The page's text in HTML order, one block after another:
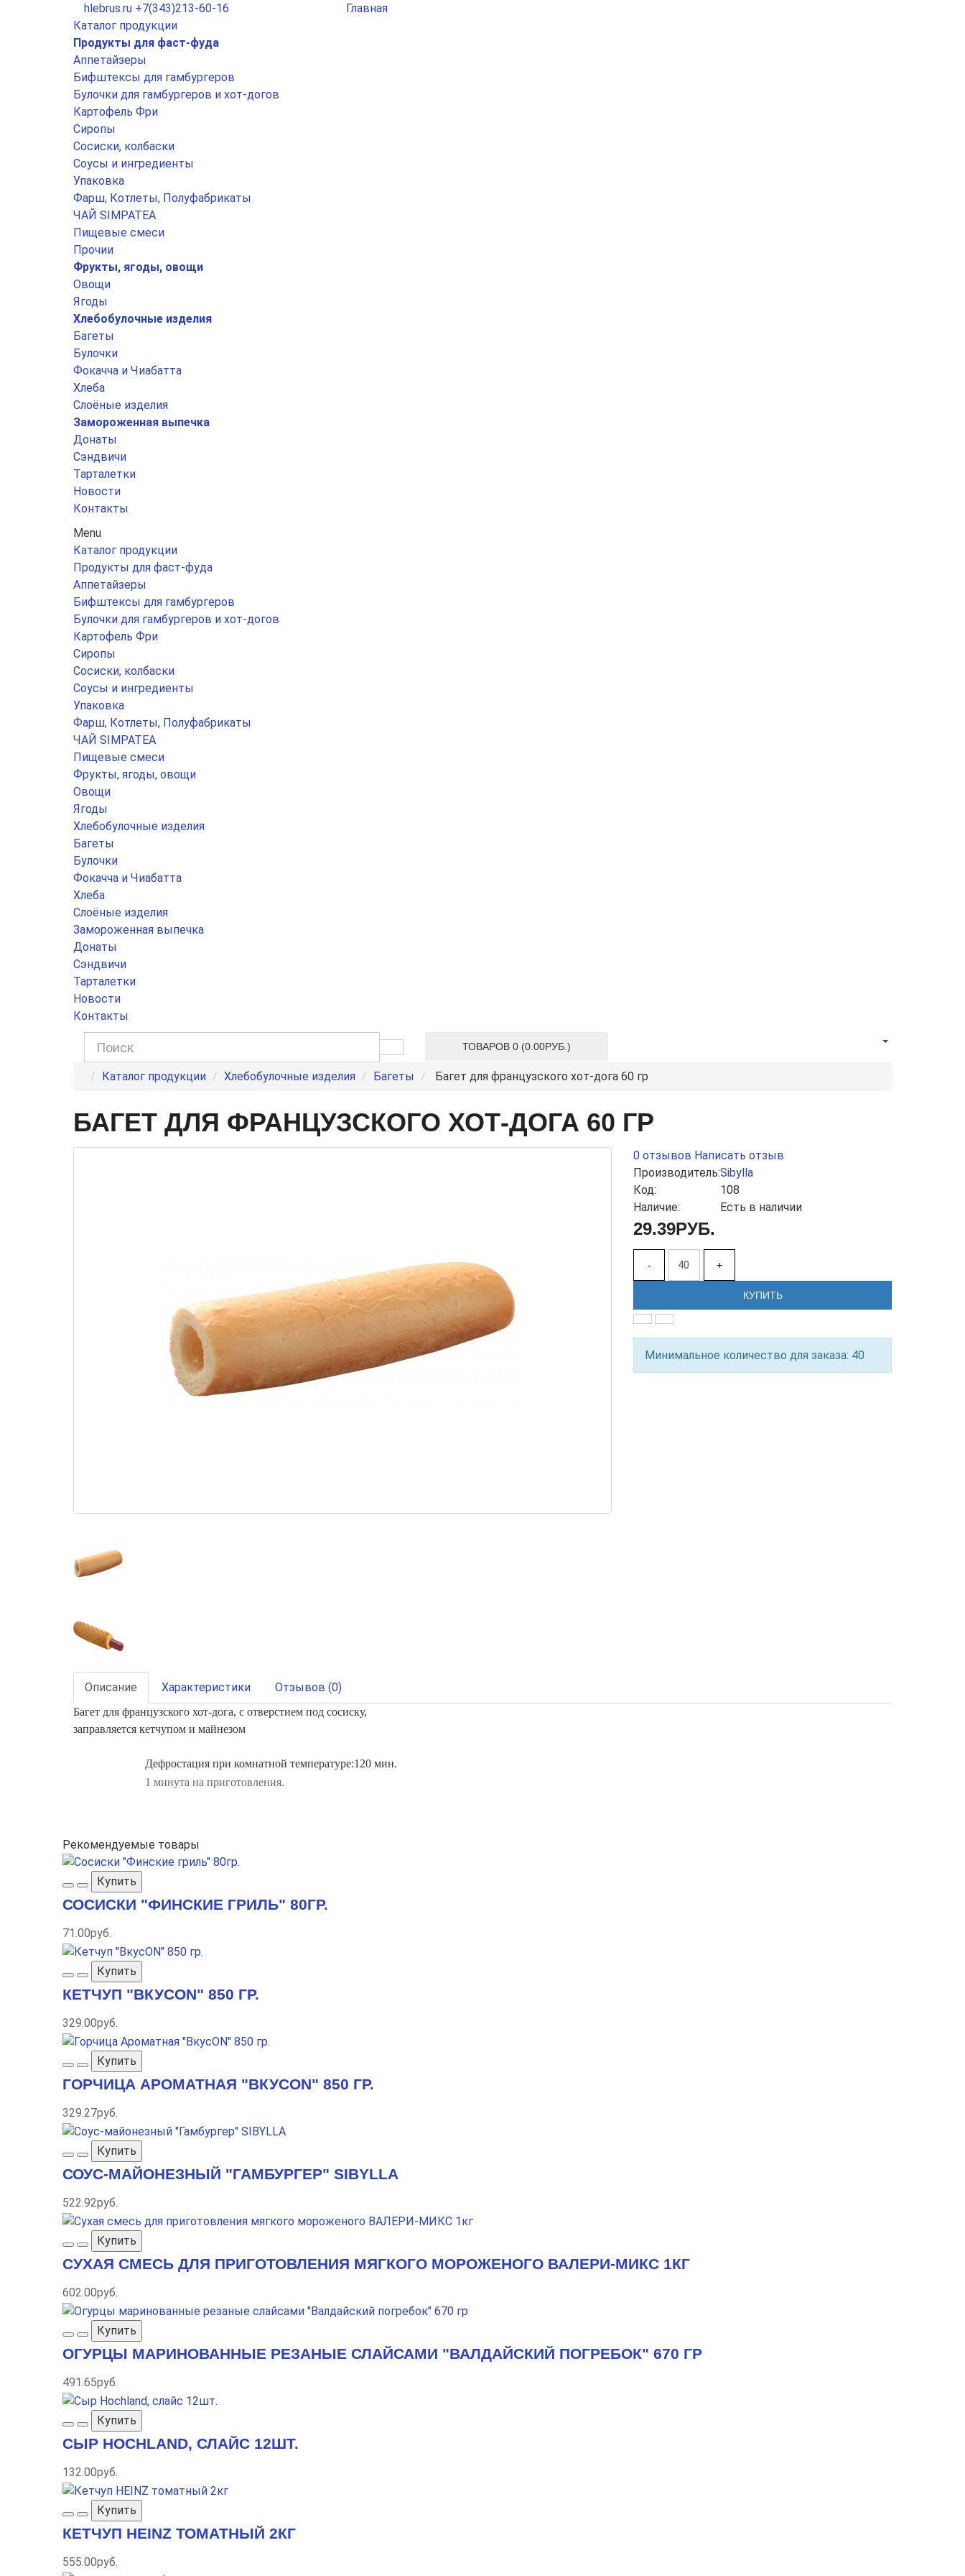
hlebrus.ru +7(343)213-60-16
Главная
Каталог продукции
Продукты для фаст-фуда
Аппетайзеры
Бифштексы для гамбургеров
Булочки для гамбургеров и хот-догов
Картофель Фри
Сиропы
Сосиски, колбаски
Соусы и ингредиенты
Упаковка
Фарш, Котлеты, Полуфабрикаты
ЧАЙ SIMPATEA
Пищевые смеси
Прочии
Фрукты, ягоды, овощи
Овощи
Ягоды
Хлебобулочные изделия
Багеты
Булочки
Фокачча и Чиабатта
Хлеба
Слоёные изделия
Замороженная выпечка
Донаты
Сэндвичи
Тарталетки
Новости
Контакты
Menu
Каталог продукции
Продукты для фаст-фуда
Аппетайзеры
Бифштексы для гамбургеров
Булочки для гамбургеров и хот-догов
Картофель Фри
Сиропы
Сосиски, колбаски
Соусы и ингредиенты
Упаковка
Фарш, Котлеты, Полуфабрикаты
ЧАЙ SIMPATEA
Пищевые смеси
Фрукты, ягоды, овощи
Овощи
Ягоды
Хлебобулочные изделия
Багеты
Булочки
Фокачча и Чиабатта
Хлеба
Слоёные изделия
Замороженная выпечка
Донаты
Сэндвичи
Тарталетки
Новости
Контакты
ТОВАРОВ 0 (0.00РУБ.)
Каталог продукции Хлебобулочные изделия Багеты Багет для французского хот-дога 60 гр
БАГЕТ ДЛЯ ФРАНЦУЗСКОГО ХОТ-ДОГА 60 ГР
0 отзывов Написать отзыв
Производитель:Sibylla
Код:
108
Наличие:
Есть в наличии
29.39РУБ.
- +
КУПИТЬ
Минимальное количество для заказа: 40
Описание Характеристики Отзывов (0)
Багет для французского хот-дога, с отверстием под сосиску,
заправляется кетчупом и майнезом
Дефростация при комнатной температуре:120 мин.
1 минута на приготовления.
Рекомендуемые товары
Купить
СОСИСКИ "ФИНСКИЕ ГРИЛЬ" 80ГР.
71.00руб.
Купить
КЕТЧУП "ВКУСON" 850 ГР.
329.00руб.
Купить
ГОРЧИЦА АРОМАТНАЯ "ВКУСON" 850 ГР.
329.27руб.
Купить
СОУС-МАЙОНЕЗНЫЙ "ГАМБУРГЕР" SIBYLLA
522.92руб.
Купить
СУХАЯ СМЕСЬ ДЛЯ ПРИГОТОВЛЕНИЯ МЯГКОГО МОРОЖЕНОГО ВАЛЕРИ-МИКС 1КГ
602.00руб.
Купить
ОГУРЦЫ МАРИНОВАННЫЕ РЕЗАНЫЕ СЛАЙСАМИ "ВАЛДАЙСКИЙ ПОГРЕБОК" 670 ГР
491.65руб.
Купить
СЫР HOCHLAND, СЛАЙС 12ШТ.
132.00руб.
Купить
КЕТЧУП HEINZ ТОМАТНЫЙ 2КГ
555.00руб.